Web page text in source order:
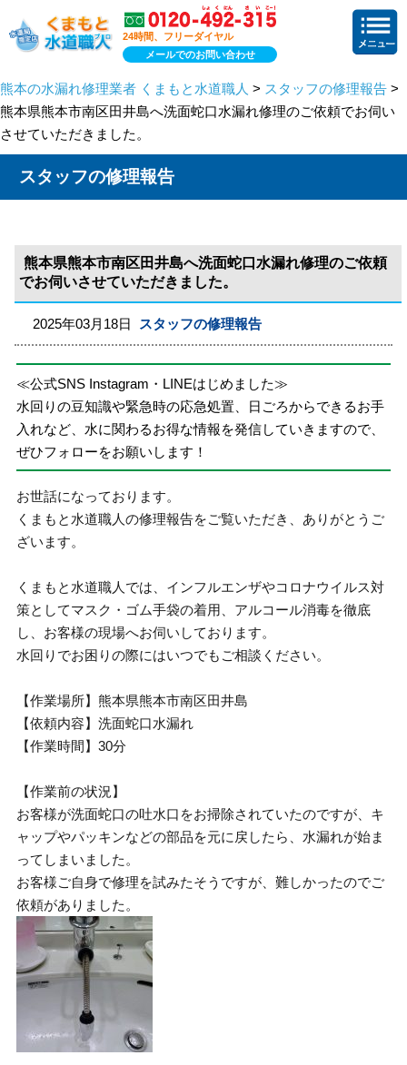
24時間、フリーダイヤル
メールでのお問い合わせ
熊本の水漏れ修理業者 くまもと水道職人 > スタッフの修理報告 >
熊本県熊本市南区田井島へ洗面蛇口水漏れ修理のご依頼でお伺い
させていただきました。
スタッフの修理報告
熊本県熊本市南区田井島へ洗面蛇口水漏れ修理のご依頼
でお伺いさせていただきました。
2025年03月18日 スタッフの修理報告
≪公式SNS Instagram・LINEはじめました≫
水回りの豆知識や緊急時の応急処置、日ごろからできるお手
入れなど、水に関わるお得な情報を発信していきますので、
ぜひフォローをお願いします！
お世話になっております。
くまもと水道職人の修理報告をご覧いただき、ありがとうご
ざいます。
くまもと水道職人では、インフルエンザやコロナウイルス対
策としてマスク・ゴム手袋の着用、アルコール消毒を徹底
し、お客様の現場へお伺いしております。
水回りでお困りの際にはいつでもご相談ください。
【作業場所】熊本県熊本市南区田井島
【依頼内容】洗面蛇口水漏れ
【作業時間】30分
【作業前の状況】
お客様が洗面蛇口の吐水口をお掃除されていたのですが、キ
ャップやパッキンなどの部品を元に戻したら、水漏れが始ま
ってしまいました。
お客様ご自身で修理を試みたそうですが、難しかったのでご
依頼がありました。